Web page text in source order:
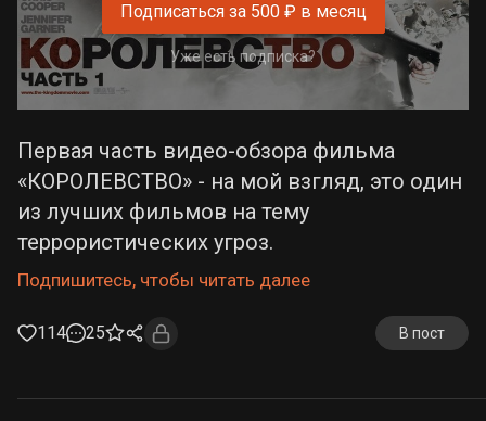
Подписаться за 500 ₽ в месяц
Уже есть подписка?
Первая часть видео-обзора фильма
«КОРОЛЕВСТВО» - на мой взгляд, это один
из лучших фильмов на тему
террористических угроз.
Подпишитесь, чтобы читать далее
114 25 В пост